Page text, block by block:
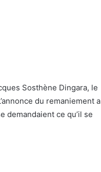
Sosthène Dingara, le
du remaniement a
demandaient ce qu’il se